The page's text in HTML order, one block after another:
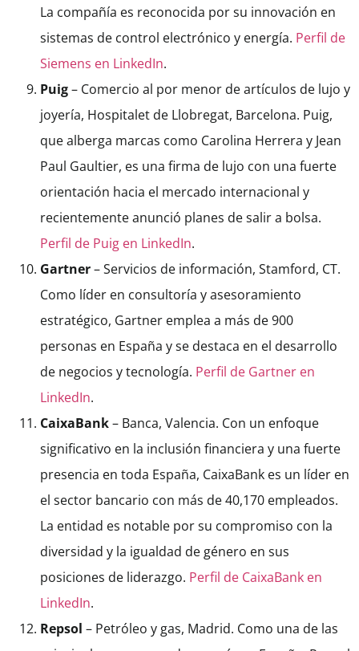
La compañía es reconocida por su innovación en
sistemas de control electrónico y energía. Perfil de
Siemens en LinkedIn.
Puig– Comercio al por menor de artículos de lujo y
joyería, Hospitalet de Llobregat, Barcelona. Puig,
que alberga marcas como Carolina Herrera y Jean
Paul Gaultier, es una firma de lujo con una fuerte
orientación hacia el mercado internacional y
recientemente anunció planes de salir a bolsa.
Perfil de Puig en LinkedIn.
Gartner– Servicios de información, Stamford, CT.
Como líder en consultoría y asesoramiento
estratégico, Gartner emplea a más de 900
personas en España y se destaca en el desarrollo
de negocios y tecnología. Perfil de Gartner en
LinkedIn.
CaixaBank– Banca, Valencia. Con un enfoque
significativo en la inclusión financiera y una fuerte
presencia en toda España, CaixaBank es un líder en
el sector bancario con más de 40,170 empleados.
La entidad es notable por su compromiso con la
diversidad y la igualdad de género en sus
posiciones de liderazgo. Perfil de CaixaBank en
LinkedIn.
Repsol – Petróleo y gas, Madrid. Como una de las